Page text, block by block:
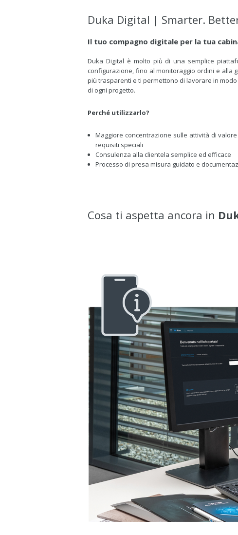
Duka Digital | Smarter.
Il tuo compagno digitale per la tua
Duka Digital è molto più di una semplice
configurazione, fino al monitoraggio ordini e alla
più trasparenti e ti permettono di lavorare in
di ogni progetto.
Perché utilizzarlo?
Maggiore concentrazione sulle attività di
requisiti speciali
Consulenza alla clientela semplice ed efficace
Processo di presa misura guidato e
Cosa ti aspetta ancora in